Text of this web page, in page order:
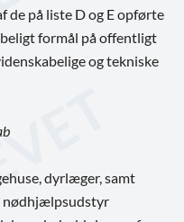
de på liste D og E opførte
formål på offentligt
og tekniske
dyrlæger, samt
nødhjælpsudstyr